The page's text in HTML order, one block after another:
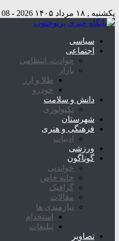
یکشنبه , ۱۸ مرداد ۱۴۰۵ 2026 - 08 - 09
سیاسی
اجتماعی
حوادث، انتظامی
بازار
طلا و ارز
خودرو
دانش و سلامت
تکنولوژی
شهرستان
فرهنگی و هنری
ادبیات
ورزشی
گوناگون
خواندنی
خانه خاص
گرافیک
مقالات
نیازمندی ها
استخدام
تبلیغات
تصاویر